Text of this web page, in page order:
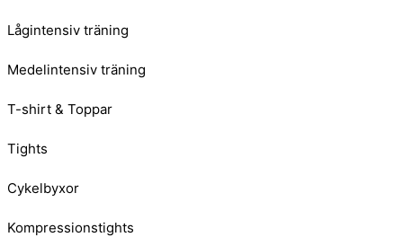
Lågintensiv träning
Medelintensiv träning
T-shirt & Toppar
Tights
Cykelbyxor
Kompressionstights